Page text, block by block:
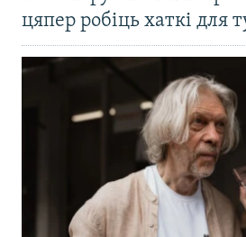
цяпер робіць хаткі для